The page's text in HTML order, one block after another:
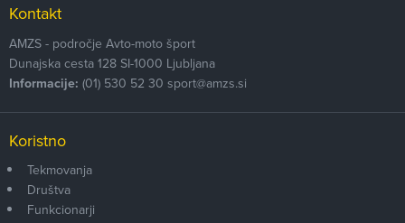
Kontakt
AMZS - področje Avto-moto šport
Dunajska cesta 128 SI-1000 Ljubljana
Informacije: (01) 530 52 30 sport@amzs.si
Koristno
Tekmovanja
Društva
Funkcionarji